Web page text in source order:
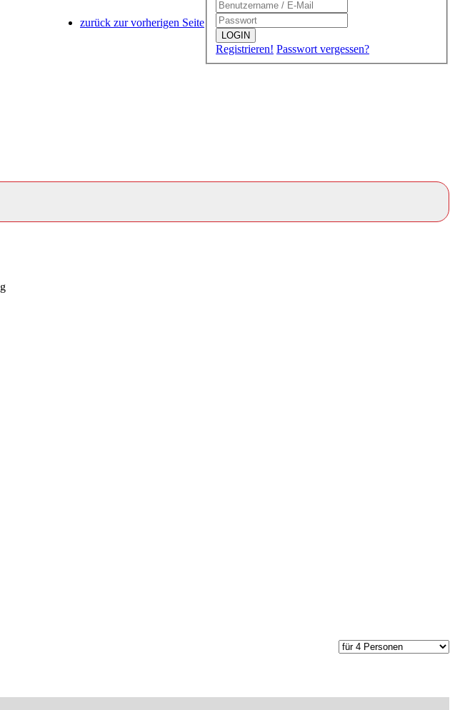
LOGIN
Registrieren! Passwort vergessen?
zurück zur vorherigen Seite